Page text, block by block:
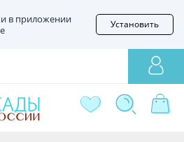
в приложении
Установить